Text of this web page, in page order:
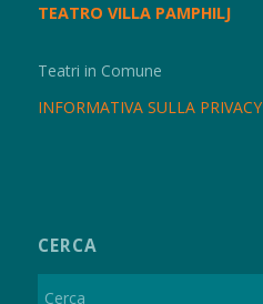
TEATRO VILLA PAMPHILJ
Teatri in Comune
INFORMATIVA SULLA PRIVACY
CERCA